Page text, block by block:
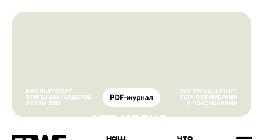
наш
что